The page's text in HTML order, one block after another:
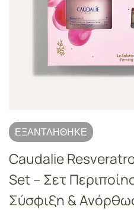
ΕΞΑΝΤΛΉΘΗΚΕ
Caudalie
Set – Σετ
Σύσφιξη &